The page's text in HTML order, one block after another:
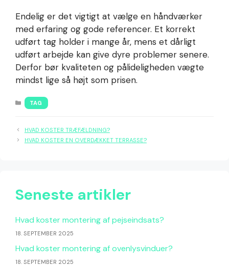
Endelig er det vigtigt at vælge en håndværker
med erfaring og gode referencer. Et korrekt
udført tag holder i mange år, mens et dårligt
udført arbejde kan give dyre problemer senere.
Derfor bør kvaliteten og pålideligheden vægte
mindst lige så højt som prisen.
KATEGORIER
TAG
HVAD KOSTER TRÆFÆLDNING?
HVAD KOSTER EN OVERDÆKKET TERRASSE?
Seneste artikler
Hvad koster montering af pejseindsats?
18. SEPTEMBER 2025
Hvad koster montering af ovenlysvinduer?
18. SEPTEMBER 2025